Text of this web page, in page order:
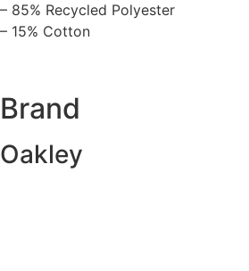
– 85% Recycled Polyester
– 15% Cotton
Brand
Oakley